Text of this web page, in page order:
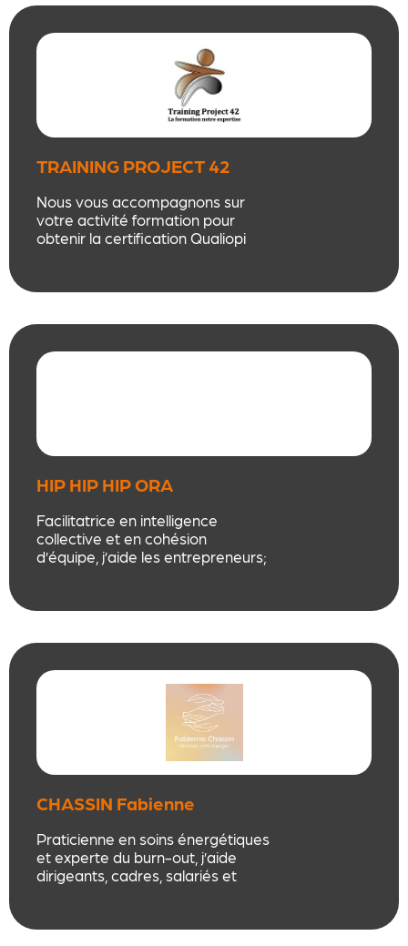
actions pour développer et
pérenniser la Valeur Ajoutée de
vos produits / services.
TRAINING PROJECT 42
Nous vous accompagnons sur
votre activité formation pour
obtenir la certification Qualiopi
qualité.
HIP HIP HIP ORA
Facilitatrice en intelligence
collective et en cohésion
d’équipe, j’aide les entrepreneurs;
booster leur énergie, et
service de leur projets à impact.
J’anime des ateliers collectifs et
coopératifs concrets, joyeux et
audacieux, maillant réflexion,
CHASSIN Fabienne
Praticienne en soins énergétiques
et experte du burn-out, j’aide
dirigeants, cadres, salariés et
individuel (Saint-Étienne + visio),